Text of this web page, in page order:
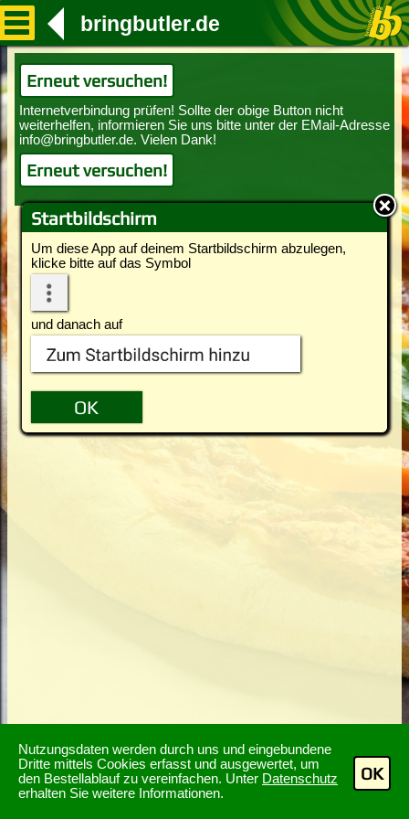
Nutzungsdaten werden durch uns und eingebundene
Dritte mittels Cookies erfasst und ausgewertet, um
den Bestellablauf zu vereinfachen. Unter Datenschutz
erhalten Sie weitere Informationen.
OK
Startbildschirm
Um diese App auf deinem Startbildschirm abzulegen,
klicke bitte auf das Symbol
und danach auf
bringbutler.de
Erneut versuchen!
Erneut versuchen!